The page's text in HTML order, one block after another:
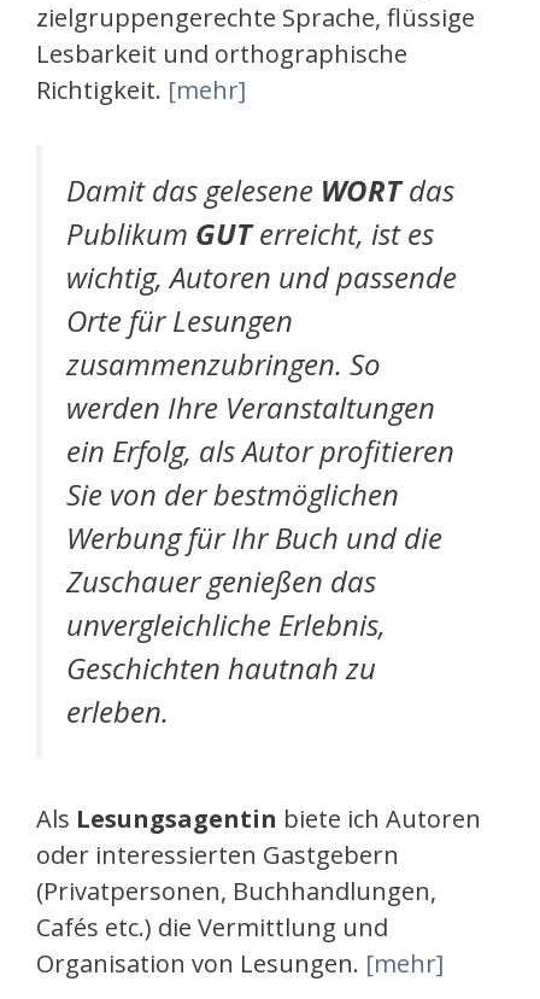
zielgruppengerechte Sprache, flüssige
Lesbarkeit und orthographische
Richtigkeit. [mehr]
Damit das gelesene WORTdas
Publikum GUTerreicht, ist es
wichtig, Autoren und passende
Orte für Lesungen
zusammenzubringen. So
werden Ihre Veranstaltungen
ein Erfolg, als Autor profitieren
Sie von der bestmöglichen
Werbung für Ihr Buch und die
Zuschauer genießen das
unvergleichliche Erlebnis,
Geschichten hautnah zu
erleben.
Als Lesungsagentin biete ich Autoren
oder interessierten Gastgebern
(Privatpersonen, Buchhandlungen,
Cafés etc.) die Vermittlung und
Organisation von Lesungen. [mehr]